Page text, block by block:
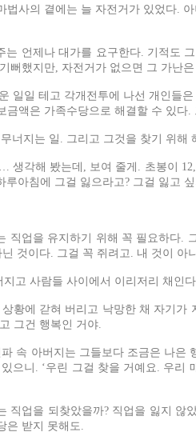
사의 곁에는 늘 자전거가 있었다.
언제나 대가를 요구한다. 기적도
했지만, 자전거가 없으면 그 가난
일일 테고 각개전투에 나선 개인들
액은 가족수당으로 해결할 수 있다.
너지는 일. 그리고 그것을 찾기 위
각해 봤는데, 보여 줄게. 초봉이
아침에 그걸 잃으라고? 그걸 잃고
업을 유지하기 위해 꼭 필요하
것이다. 그걸 꼭 쥐려고. 내 것이 아
고 사람들 사이에서 이리저리 채인
황에 갇혀 버리고 낙망한 채 자기
그건 행복인 거야.
속 아버지는 그들보다 조금은 나
으니. ‘우린 그걸 찾을 거예요. 우
직업을 되찾았을까? 직업을 잃지
은 받지 못해도.